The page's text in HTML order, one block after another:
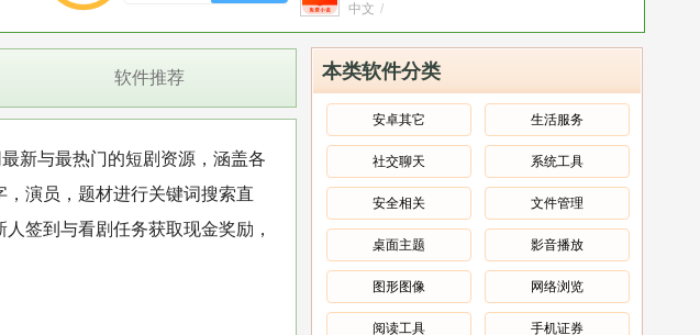
载 v1.1.4.1最新版
中文 /
v4.9.2.1最新版
中文 /
秘塔AI搜索app2025官方最新版本免费下
v2.0.2最新版
中文 /
昆虫识别助手app免费版下载 v1.7最新
中文 /
生鲜买菜超市app官方版免费下载 v1.0.2
最新版
中文 /
变声器调音大师app最新版免费下载
v1.0.8最新版
中文 /
本类软件分类
安卓其它 生活服务
社交聊天 系统工具
安全相关 文件管理
桌面主题 影音播放
图形图像 网络浏览
阅读工具 手机证券
软件推荐
新与最热门的短剧资源，涵盖各
演员，题材进行关键词搜索直
签到与看剧任务获取现金奖励，